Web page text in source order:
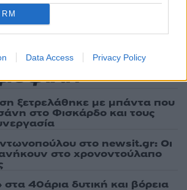
Data Access Privacy Policy
ξετρελάθηκε με μπάντα που
στο Φισκάρδο και τους
στο newsit.gr: Οι
στο χρονοντούλαπο
40άρια δυτική και βόρεια